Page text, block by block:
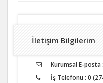
İletişim Bilgilerim
Kurumsal E-posta
İş Telefonu : 0